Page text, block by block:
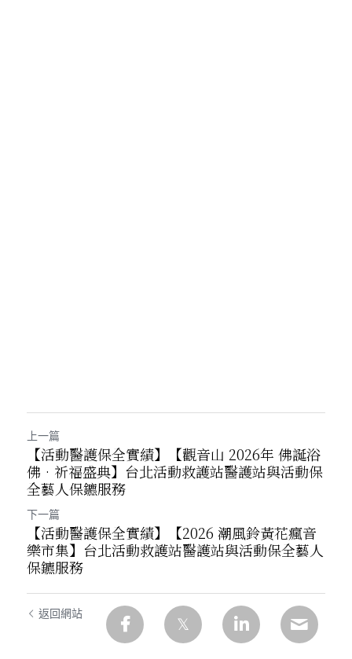
上一篇
【活動醫護保全實績】【觀音山 2026年 佛誕浴
佛•祈福盛典】台北活動救護站醫護站與活動保
全藝人保鑣服務
下一篇
【活動醫護保全實績】【2026 潮風鈴黃花瘋音
樂市集】台北活動救護站醫護站與活動保全藝人
保鑣服務
返回網站